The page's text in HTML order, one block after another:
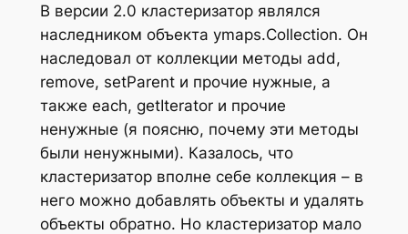
В версии 2.0 кластеризатор являлся
наследником объекта ymaps.Collection. Он
наследовал от коллекции методы add,
remove, setParent и прочие нужные, а
также each, getIterator и прочие
ненужные (я поясню, почему эти методы
были ненужными). Казалось, что
кластеризатор вполне себе коллекция – в
него можно добавлять объекты и удалять
объекты обратно. Но кластеризатор мало